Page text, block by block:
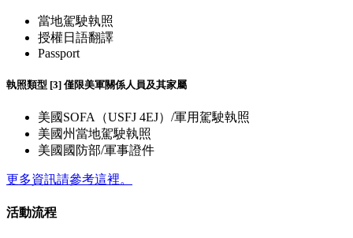
當地駕駛執照
授權日語翻譯
Passport
執照類型 [3] 僅限美軍關係人員及其家屬
美國SOFA（USFJ 4EJ）/軍用駕駛執照
美國州當地駕駛執照
美國國防部/軍事證件
更多資訊請參考這裡。
活動流程